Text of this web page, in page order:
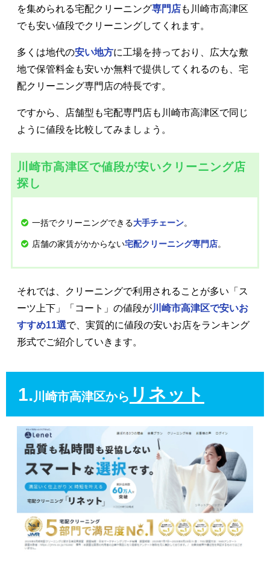
を集められる宅配クリーニング専門店も川崎市高津区
でも安い値段でクリーニングしてくれます。
多くは地代の安い地方に工場を持っており、広大な敷
地で保管料金も安いか無料で提供してくれるのも、宅
配クリーニング専門店の特長です。
ですから、店舗型も宅配専門店も川崎市高津区で同じ
ように値段を比較してみましょう。
川崎市高津区で値段が安いクリーニング店
探し
一括でクリーニングできる大手チェーン。
店舗の家賃がかからない宅配クリーニング専門店。
それでは、クリーニングで利用されることが多い「ス
ーツ上下」「コート」の値段が川崎市高津区で安いお
すすめ11選で、実質的に値段の安いお店をランキング
形式でご紹介していきます。
1.川崎市高津区から リネット